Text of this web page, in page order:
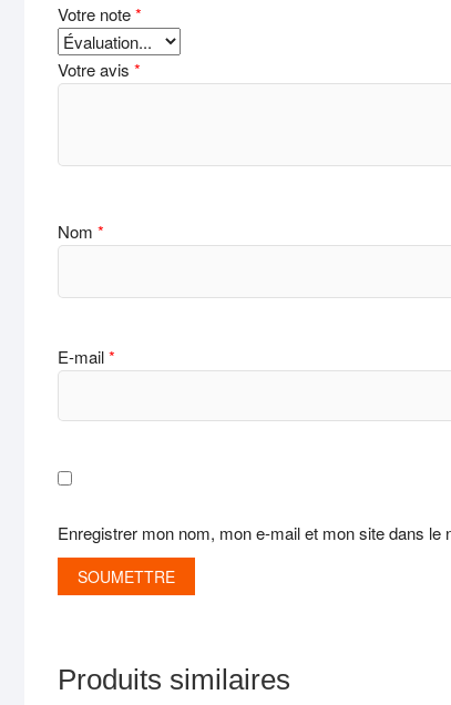
Votre note*
Votre avis *
Nom *
E-mail*
Enregistrer mon nom, mon e-mail et mon site dans
Produits similaires